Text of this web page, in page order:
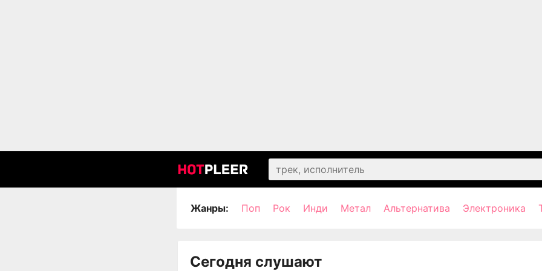
Жанры: Поп Рок Инди Метал Альтернатива Электроника
Сегодня слушают